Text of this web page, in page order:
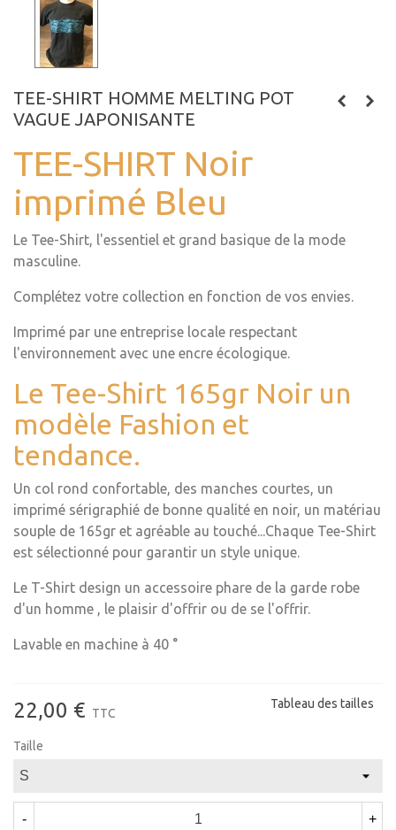
TEE-SHIRT HOMME MELTING POT
VAGUE JAPONISANTE
TEE-SHIRT Noir
imprimé Bleu
Le Tee-Shirt, l'essentiel et grand basique de la mode
masculine.
Complétez votre collection en fonction de vos envies.
Imprimé par une entreprise locale respectant
l'environnement avec une encre écologique.
Le Tee-Shirt 165gr Noir un
modèle Fashion et
tendance.
Un col rond confortable, des manches courtes, un
imprimé sérigraphié de bonne qualité en noir, un matériau
souple de 165gr et agréable au touché...Chaque Tee-Shirt
est sélectionné pour garantir un style unique.
Le T-Shirt design un accessoire phare de la garde robe
d'un homme , le plaisir d'offrir ou de se l'offrir.
Lavable en machine à 40 °
22,00 € TTC
Tableau des tailles
Taille
- +